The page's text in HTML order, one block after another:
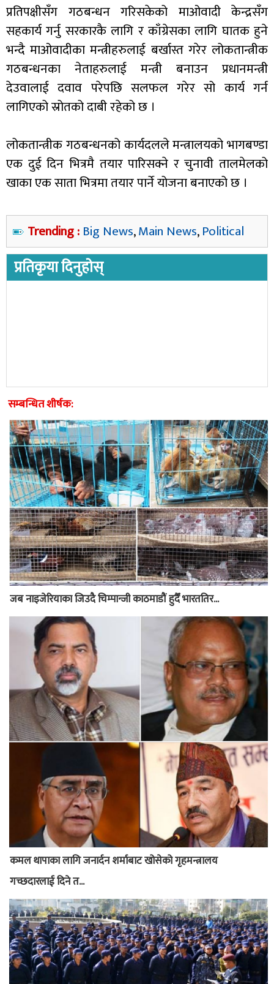
प्रतिपक्षीसँग गठबन्धन गरिसकेको माओवादी केन्द्रसँग
सहकार्य गर्नु सरकारकै लागि र काँग्रेसका लागि घातक हुने
भन्दै माओवादीका मन्त्रीहरुलाई बर्खास्त गरेर लोकतान्त्रीक
गठबन्धनका नेताहरुलाई मन्त्री बनाउन प्रधानमन्त्री
देउवालाई दवाव परेपछि सलफल गरेर सो कार्य गर्न
लागिएको स्रोतको दाबी रहेको छ ।
लोकतान्त्रीक गठबन्धनको कार्यदलले मन्त्रालयको भागबण्डा
एक दुई दिन भित्रमै तयार पारिसक्ने र चुनावी तालमेलको
खाका एक साता भित्रमा तयार पार्ने योजना बनाएको छ ।
Trending : Big News,Main News,Political
प्रतिकृया दिनुहोस्
सम्बन्धित शीर्षक:
जब नाइजेरियाका जिउदै चिम्पान्जी काठमाडौं हुदैँ भारततिर...
कमल थापाका लागि जनार्दन शर्माबाट खोसेको गृहमन्त्रालय
गच्छदारलाई दिने त...